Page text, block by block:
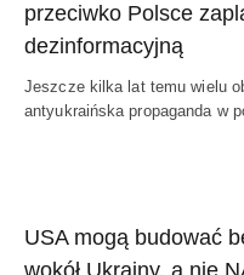
przeciwko Polsce
dezinformacyjną
Jeszcze kilka lat temu wielu
antyukraińska propaganda w
USA mogą budować
wokół Ukrainy, a nie